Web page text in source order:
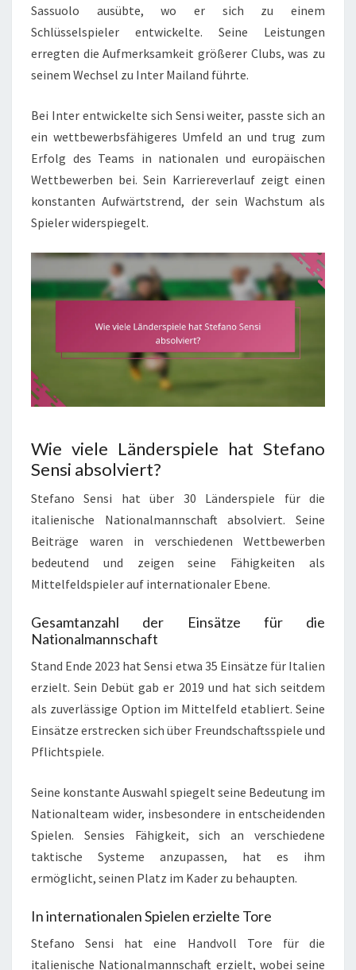
Sassuolo ausübte, wo er sich zu einem
Schlüsselspieler entwickelte. Seine Leistungen
erregten die Aufmerksamkeit größerer Clubs, was zu
seinem Wechsel zu Inter Mailand führte.
Bei Inter entwickelte sich Sensi weiter, passte sich an
ein wettbewerbsfähigeres Umfeld an und trug zum
Erfolg des Teams in nationalen und europäischen
Wettbewerben bei. Sein Karriereverlauf zeigt einen
konstanten Aufwärtstrend, der sein Wachstum als
Spieler widerspiegelt.
Wie viele Länderspiele hat Stefano
Sensi absolviert?
Stefano Sensi hat über 30 Länderspiele für die
italienische Nationalmannschaft absolviert. Seine
Beiträge waren in verschiedenen Wettbewerben
bedeutend und zeigen seine Fähigkeiten als
Mittelfeldspieler auf internationaler Ebene.
Gesamtanzahl der Einsätze für die
Nationalmannschaft
Stand Ende 2023 hat Sensi etwa 35 Einsätze für Italien
erzielt. Sein Debüt gab er 2019 und hat sich seitdem
als zuverlässige Option im Mittelfeld etabliert. Seine
Einsätze erstrecken sich über Freundschaftsspiele und
Pflichtspiele.
Seine konstante Auswahl spiegelt seine Bedeutung im
Nationalteam wider, insbesondere in entscheidenden
Spielen. Sensies Fähigkeit, sich an verschiedene
taktische Systeme anzupassen, hat es ihm
ermöglicht, seinen Platz im Kader zu behaupten.
In internationalen Spielen erzielte Tore
Stefano Sensi hat eine Handvoll Tore für die
italienische Nationalmannschaft erzielt, wobei seine